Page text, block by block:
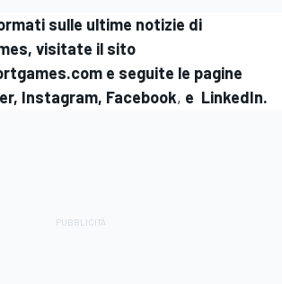
sulle ultime notizie di
, visitate il sito
e seguite le pagine
, Instagram, Facebook, e LinkedIn.